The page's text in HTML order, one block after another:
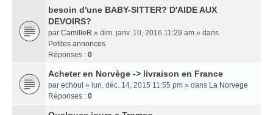
besoin d'une BABY-SITTER? D'AIDE AUX
DEVOIRS?
par CamilleR » dim. janv. 10, 2016 11:29 am » dans
Petites annonces
Réponses : 0
Acheter en Norvège -> livraison en France
par echoul » lun. déc. 14, 2015 11:55 pm » dans La Norvege
Réponses : 0